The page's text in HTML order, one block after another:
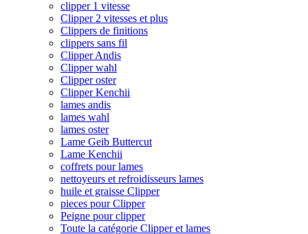
clipper 1 vitesse
Clipper 2 vitesses et plus
Clippers de finitions
clippers sans fil
Clipper Andis
Clipper wahl
Clipper oster
Clipper Kenchii
lames andis
lames wahl
lames oster
Lame Geib Buttercut
Lame Kenchii
coffrets pour lames
nettoyeurs et refroidisseurs lames
huile et graisse Clipper
pieces pour Clipper
Peigne pour clipper
Toute la catégorie Clipper et lames